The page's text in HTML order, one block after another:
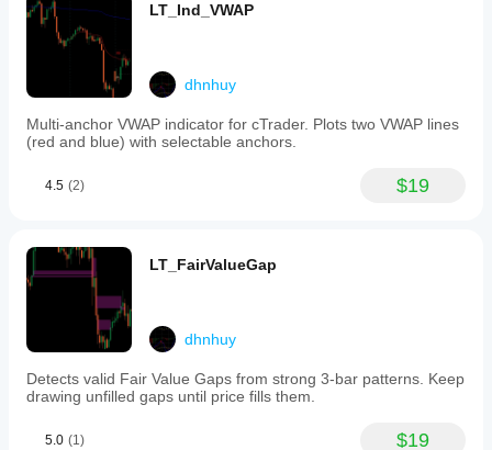
LT_Ind_VWAP
dhnhuy
Multi-anchor VWAP indicator for cTrader. Plots two VWAP lines
(red and blue) with selectable anchors.
4.5 (2) $19
LT_FairValueGap
dhnhuy
Detects valid Fair Value Gaps from strong 3-bar patterns. Keep
drawing unfilled gaps until price fills them.
5.0 (1) $19